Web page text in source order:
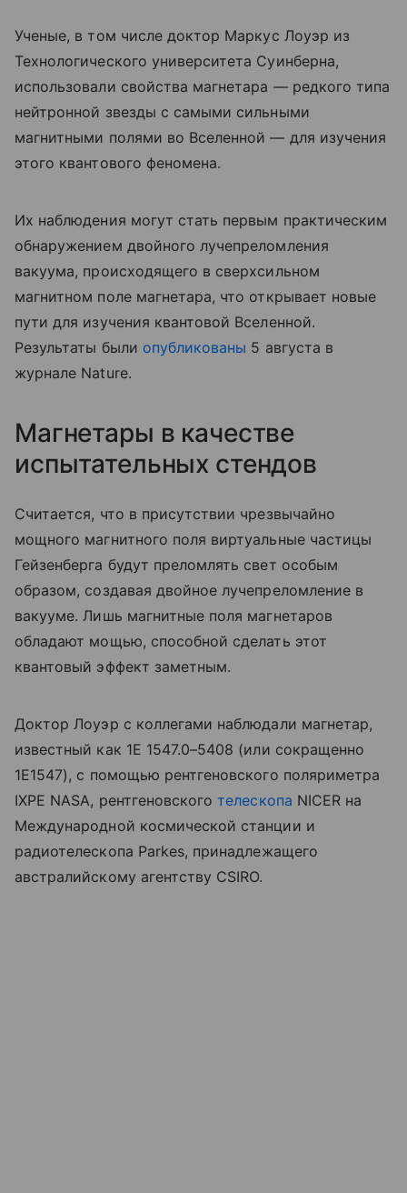
Ученые, в том числе доктор Маркус Лоуэр из
Технологического университета Суинберна,
использовали свойства магнетара — редкого типа
нейтронной звезды с самыми сильными
магнитными полями во Вселенной — для изучения
этого квантового феномена.
Их наблюдения могут стать первым практическим
обнаружением двойного лучепреломления
вакуума, происходящего в сверхсильном
магнитном поле магнетара, что открывает новые
пути для изучения квантовой Вселенной.
Результаты были опубликованы 5 августа в
журнале Nature.
Магнетары в качестве
испытательных стендов
Считается, что в присутствии чрезвычайно
мощного магнитного поля виртуальные частицы
Гейзенберга будут преломлять свет особым
образом, создавая двойное лучепреломление в
вакууме. Лишь магнитные поля магнетаров
обладают мощью, способной сделать этот
квантовый эффект заметным.
Доктор Лоуэр с коллегами наблюдали магнетар,
известный как 1E 1547.0–5408 (или сокращенно
1E1547), с помощью рентгеновского поляриметра
IXPE NASA, рентгеновскоготелескопа NICER на
Международной космической станции и
радиотелескопа Parkes, принадлежащего
австралийскому агентству CSIRO.